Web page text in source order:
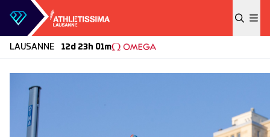
Skip to content
LAUSANNE 12d 23h 01m